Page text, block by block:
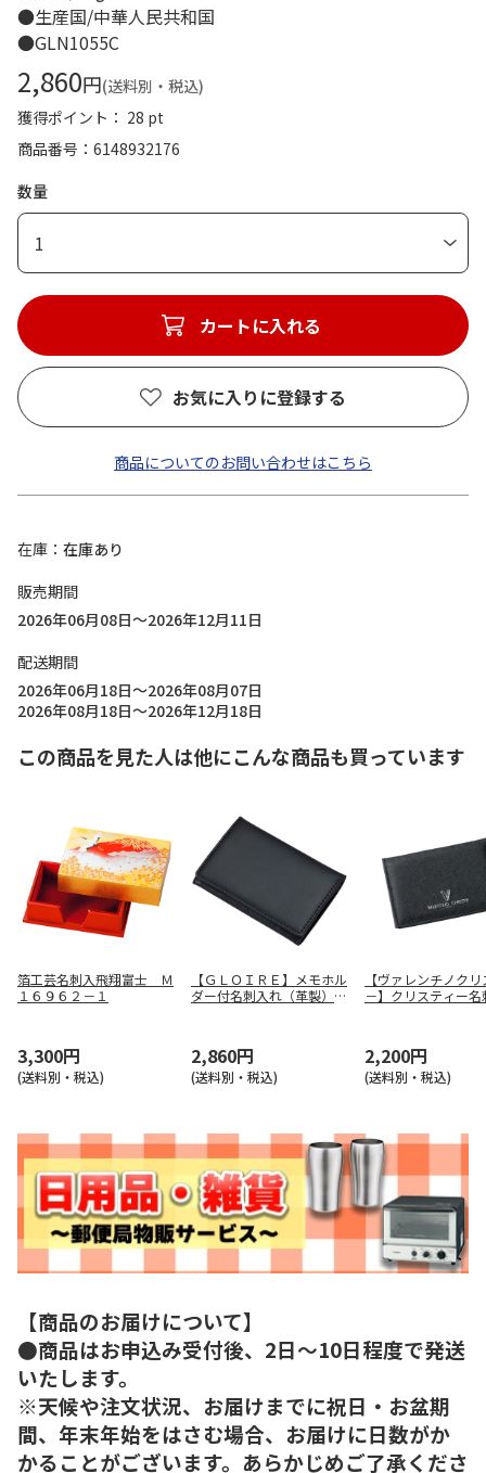
●生産国/中華人民共和国
●GLN1055C
2,860円(送料別・税込)
獲得ポイント： 28 pt
商品番号
6148932176
数量
1
カートに入れる
お気に入りに登録する
商品についてのお問い合わせはこちら
在庫
在庫あり
販売期間
2026年06月08日～2026年12月11日
配送期間
2026年06月18日～2026年08月07日
2026年08月18日～2026年12月18日
この商品を見た人は他にこんな商品も買っています
箔工芸名刺入飛翔富士 Ｍ
１６９６２－１
3,300円
(送料別・税込)
【ＧＬＯＩＲＥ】メモホル
ダー付名刺入れ（革製）
2,860円
(送料別・税込)
【ヴァレンチノク
－】クリスティー名
2,200円
(送料別・税込)
【商品のお届けについて】
●商品はお申込み受付後、2日～10日程度で発送
いたします。
※天候や注文状況、お届けまでに祝日・お盆期
間、年末年始をはさむ場合、お届けに日数がか
かることがございます。あらかじめご了承くださ